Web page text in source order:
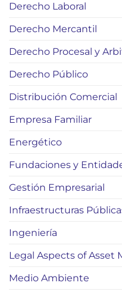
Derecho Laboral
Derecho Mercantil
Derecho Procesal y
Derecho Público
Distribución Comercial
Empresa Familiar
Energético
Fundaciones y
Gestión Empresarial
Infraestructuras
Ingeniería
Legal Aspects of Asset
Medio Ambiente